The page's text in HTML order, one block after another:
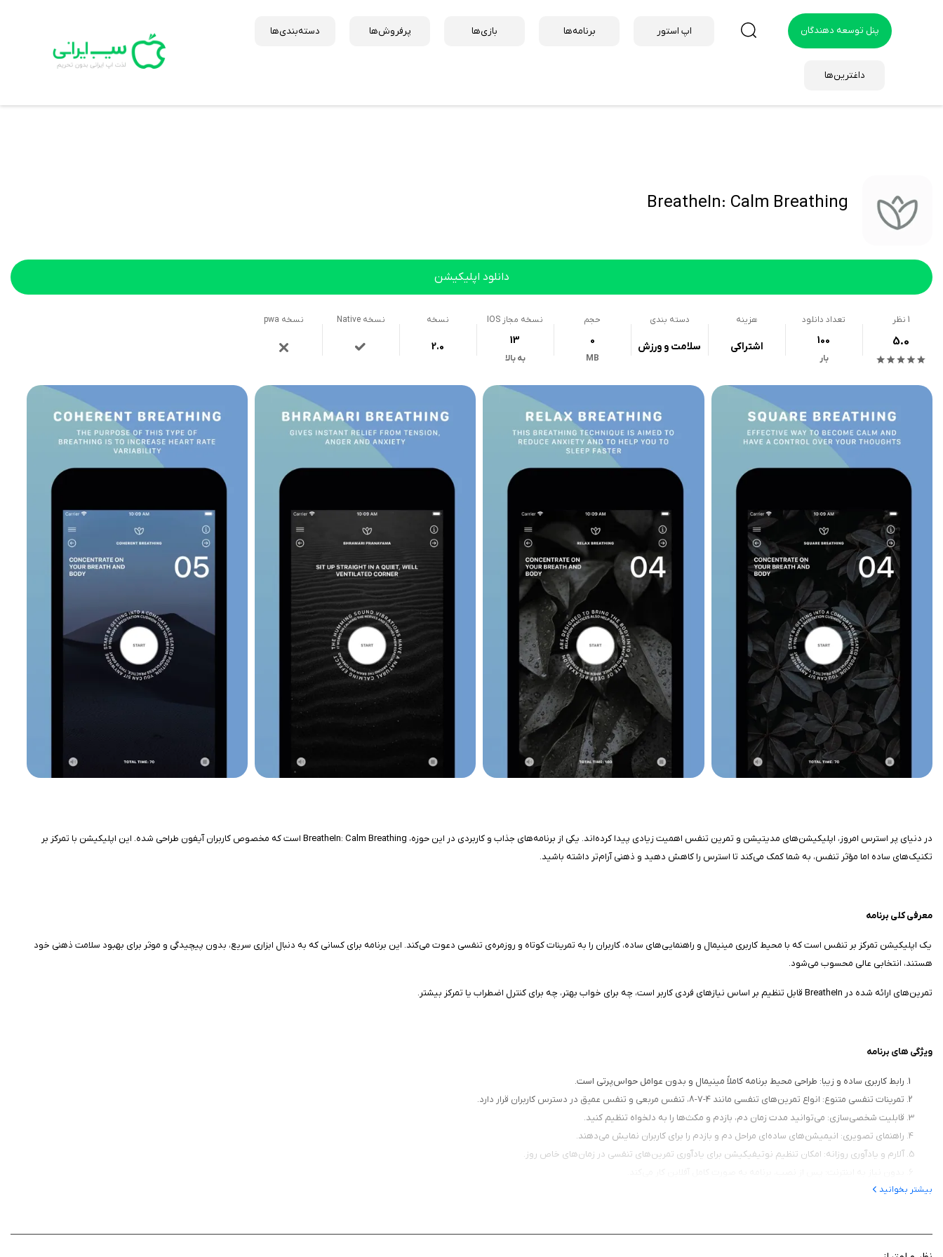
پنل توسعه دهندگان اپ استور برنامه‌ها بازی‌ها پرفروش‌ها دسته‌بندی‌ها
داغترین‌ها
BreatheIn: Calm Breathing
دانلود اپلیکیشن
1 نظر
5.0
تعداد دانلود
100
بار
هزینه
اشتراکی
دسته بندی
سلامت و ورزش
حجم
0
MB
نسخه مجاز IOS
13
به بالا
نسخه
2.0
نسخه Native نسخه pwa
در دنیای پر استرس امروز، اپلیکیشن‌های مدیتیشن و تمرین تنفس اهمیت زیادی پیدا کرده‌اند. یکی از برنامه‌های جذاب و کاربردی در این حوزه، BreatheIn: Calm Breathing است که مخصوص کاربران آیفون طراحی شده. این اپلیکیشن با تمرکز بر
تکنیک‌های ساده اما مؤثر تنفس، به شما کمک می‌کند تا استرس را کاهش دهید و ذهنی آرام‌تر داشته باشید.
معرفی کلی برنامه
یک اپلیکیشن تمرکز بر تنفس است که با محیط کاربری مینیمال و راهنمایی‌های ساده، کاربران را به تمرینات کوتاه و روزمره‌ی تنفسی دعوت می‌کند. این برنامه برای کسانی که به دنبال ابزاری سریع، بدون پیچیدگی و موثر برای بهبود سلامت ذهنی خود
هستند، انتخابی عالی محسوب می‌شود.
تمرین‌های ارائه شده در BreatheIn قابل تنظیم بر اساس نیازهای فردی کاربر است، چه برای خواب بهتر، چه برای کنترل اضطراب یا تمرکز بیشتر.
ویژگی‌ های برنامه
رابط کاربری ساده و زیبا: طراحی محیط برنامه کاملاً مینیمال و بدون عوامل حواس‌پرتی است.
تمرینات تنفسی متنوع: انواع تمرین‌های تنفسی مانند 4-7-8، تنفس مربعی و تنفس عمیق در دسترس کاربران قرار دارد.
قابلیت شخصی‌سازی: می‌توانید مدت زمان دم، بازدم و مکث‌ها را به دلخواه تنظیم کنید.
راهنمای تصویری: انیمیشن‌های ساده‌ای مراحل دم و بازدم را برای کاربران نمایش می‌دهند.
آلارم و یادآوری روزانه: امکان تنظیم نوتیفیکیشن برای یادآوری تمرین‌های تنفسی در زمان‌های خاص روز.
تمرینات سریع: بیشتر تمرینات تنها چند دقیقه زمان می‌برند و برای مشغله‌های روزانه بسیار مناسب هستند.بیشتر بخوانید